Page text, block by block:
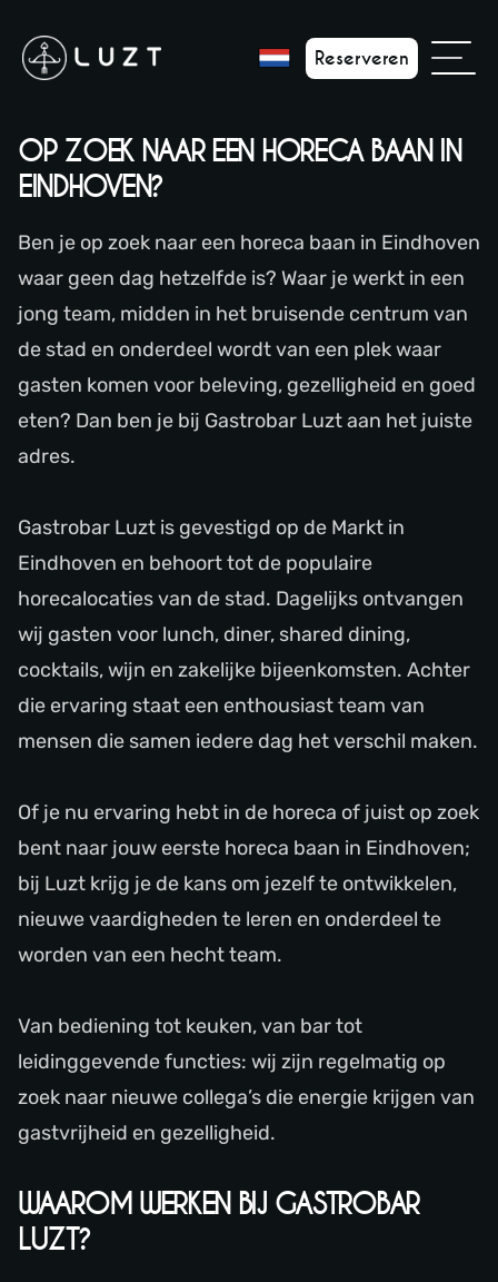
Reserveren
OP ZOEK NAAR EEN HORECA BAAN IN
EINDHOVEN?
Ben je op zoek naar een horeca baan in Eindhoven
waar geen dag hetzelfde is? Waar je werkt in een
jong team, midden in het bruisende centrum van
de stad en onderdeel wordt van een plek waar
gasten komen voor beleving, gezelligheid en goed
eten? Dan ben je bij Gastrobar Luzt aan het juiste
adres.
Gastrobar Luzt is gevestigd op de Markt in
Eindhoven en behoort tot de populaire
horecalocaties van de stad. Dagelijks ontvangen
wij gasten voor lunch, diner, shared dining,
cocktails, wijn en zakelijke bijeenkomsten. Achter
die ervaring staat een enthousiast team van
mensen die samen iedere dag het verschil maken.
Of je nu ervaring hebt in de horeca of juist op zoek
bent naar jouw eerste horeca baan in Eindhoven;
bij Luzt krijg je de kans om jezelf te ontwikkelen,
nieuwe vaardigheden te leren en onderdeel te
worden van een hecht team.
Van bediening tot keuken, van bar tot
leidinggevende functies: wij zijn regelmatig op
zoek naar nieuwe collega’s die energie krijgen van
gastvrijheid en gezelligheid.
WAAROM WERKEN BIJ GASTROBAR
LUZT?